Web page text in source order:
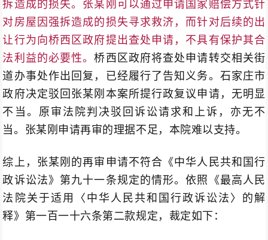
拆造成的损失。张某刚可以通过申请国家赔偿方式针
对房屋因强拆造成的损失寻求救济，而针对后续的出
让行为向桥西区政府提出查处申请，不具有保护其合
法利益的必要性。桥西区政府将查处申请转交相关街
道办事处作出回复，已经履行了告知义务。石家庄市
政府决定驳回张某刚本案所提行政复议申请，无明显
不当。原审法院判决驳回诉讼请求和上诉，亦无不
当。张某刚申请再审的理据不足，本院难以支持。
综上，张某刚的再审申请不符合《中华人民共和国行
政诉讼法》第九十一条规定的情形。依照《最高人民
法院关于适用〈中华人民共和国行政诉讼法〉的解
释》第一百一十六条第二款规定，裁定如下：